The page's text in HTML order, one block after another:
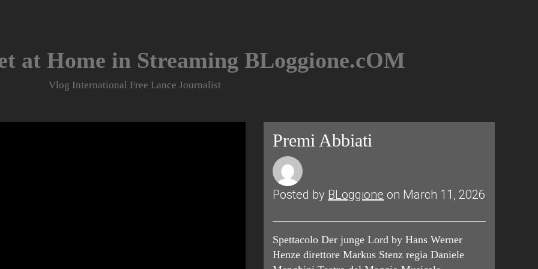
at Home in Streaming BLoggione.cOM
Vlog International Free Lance Journalist
Premi Abbiati
Posted by BLoggione on March 11, 2026
Spettacolo Der junge Lord by Hans Werner
Henze direttore Markus Stenz regia Daniele